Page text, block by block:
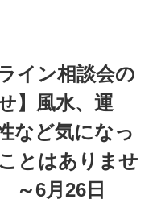
イン相談会の
】風水、運
など気になっ
とはありませ
～6月26日